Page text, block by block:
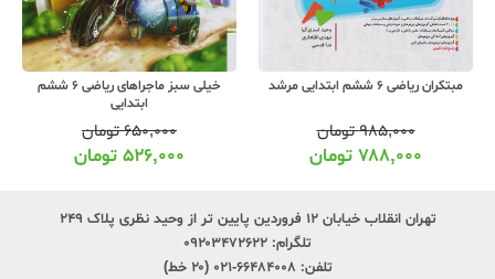
مبتکران ریاضی 6 ششم ابتدایی مرشد
۹۸۵,۰۰۰تومان
۷۸۸,۰۰۰ تومان
خیلی سبز ماجراهای ریاضی 6 ششم
ابتدایی
۶۵۰,۰۰۰تومان
۵۲۶,۰۰۰ تومان
تهران انقلاب خیابان ۱۲ فروردین پایین تر از وحید نظری پلاک ۲۴۹
تلگرام: ۰۹۲۰۳۴۷۲۶۲۲
تلفن: ۶۶۴۸۴۰۰۸-۰۲۱ (۲۰ خط)